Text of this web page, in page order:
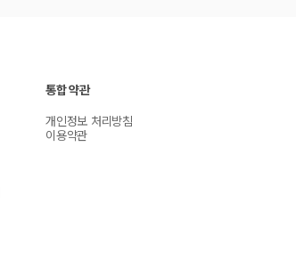
통합 약관
개인정보 처리방침
이용약관